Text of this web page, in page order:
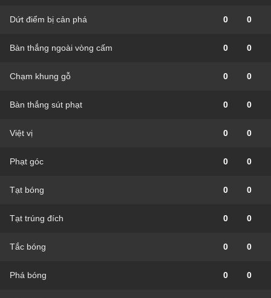
Dứt điểm bị cản phá 0 0
Bàn thắng ngoài vòng cấm 0 0
Chạm khung gỗ 0 0
Bàn thắng sút phạt 0 0
Việt vị 0 0
Phạt góc 0 0
Tạt bóng 0 0
Tạt trúng đích 0 0
Tắc bóng 0 0
Phá bóng 0 0